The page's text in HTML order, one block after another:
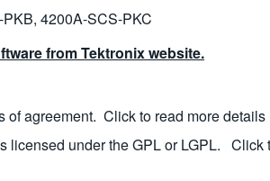
4200A-SCS-PKC
from Tektronix website.
of agreement. Click to read more details
licensed under the GPL or LGPL. Click